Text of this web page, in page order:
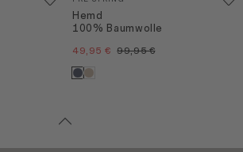
Hemd
100% Baumwolle
49,95 € 99,95 €